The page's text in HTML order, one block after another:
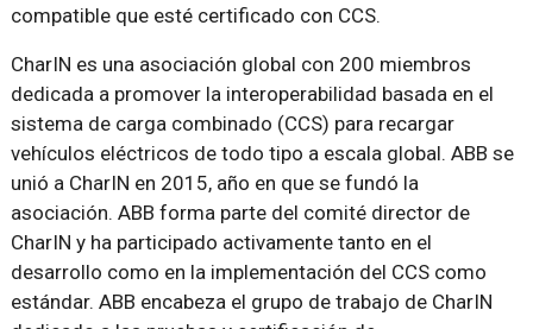
compatible que esté certificado con CCS.
CharIN es una asociación global con 200 miembros
dedicada a promover la interoperabilidad basada en el
sistema de carga combinado (CCS) para recargar
vehículos eléctricos de todo tipo a escala global. ABB se
unió a CharIN en 2015, año en que se fundó la
asociación. ABB forma parte del comité director de
CharIN y ha participado activamente tanto en el
desarrollo como en la implementación del CCS como
estándar. ABB encabeza el grupo de trabajo de CharIN